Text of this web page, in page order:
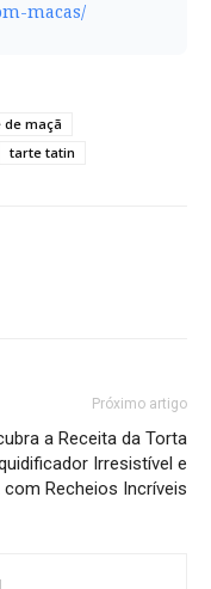
macas/
de maçã
tarte tatin
Próximo artigo
a Receita da Torta
Irresistível e
com Recheios Incríveis